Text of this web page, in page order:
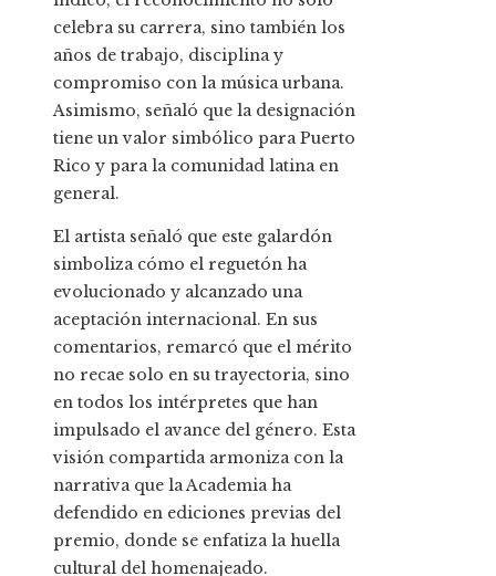
celebra su carrera, sino también los
años de trabajo, disciplina y
compromiso con la música urbana.
Asimismo, señaló que la designación
tiene un valor simbólico para Puerto
Rico y para la comunidad latina en
general.
El artista señaló que este galardón
simboliza cómo el reguetón ha
evolucionado y alcanzado una
aceptación internacional. En sus
comentarios, remarcó que el mérito
no recae solo en su trayectoria, sino
en todos los intérpretes que han
impulsado el avance del género. Esta
visión compartida armoniza con la
narrativa que la Academia ha
defendido en ediciones previas del
premio, donde se enfatiza la huella
cultural del homenajeado.